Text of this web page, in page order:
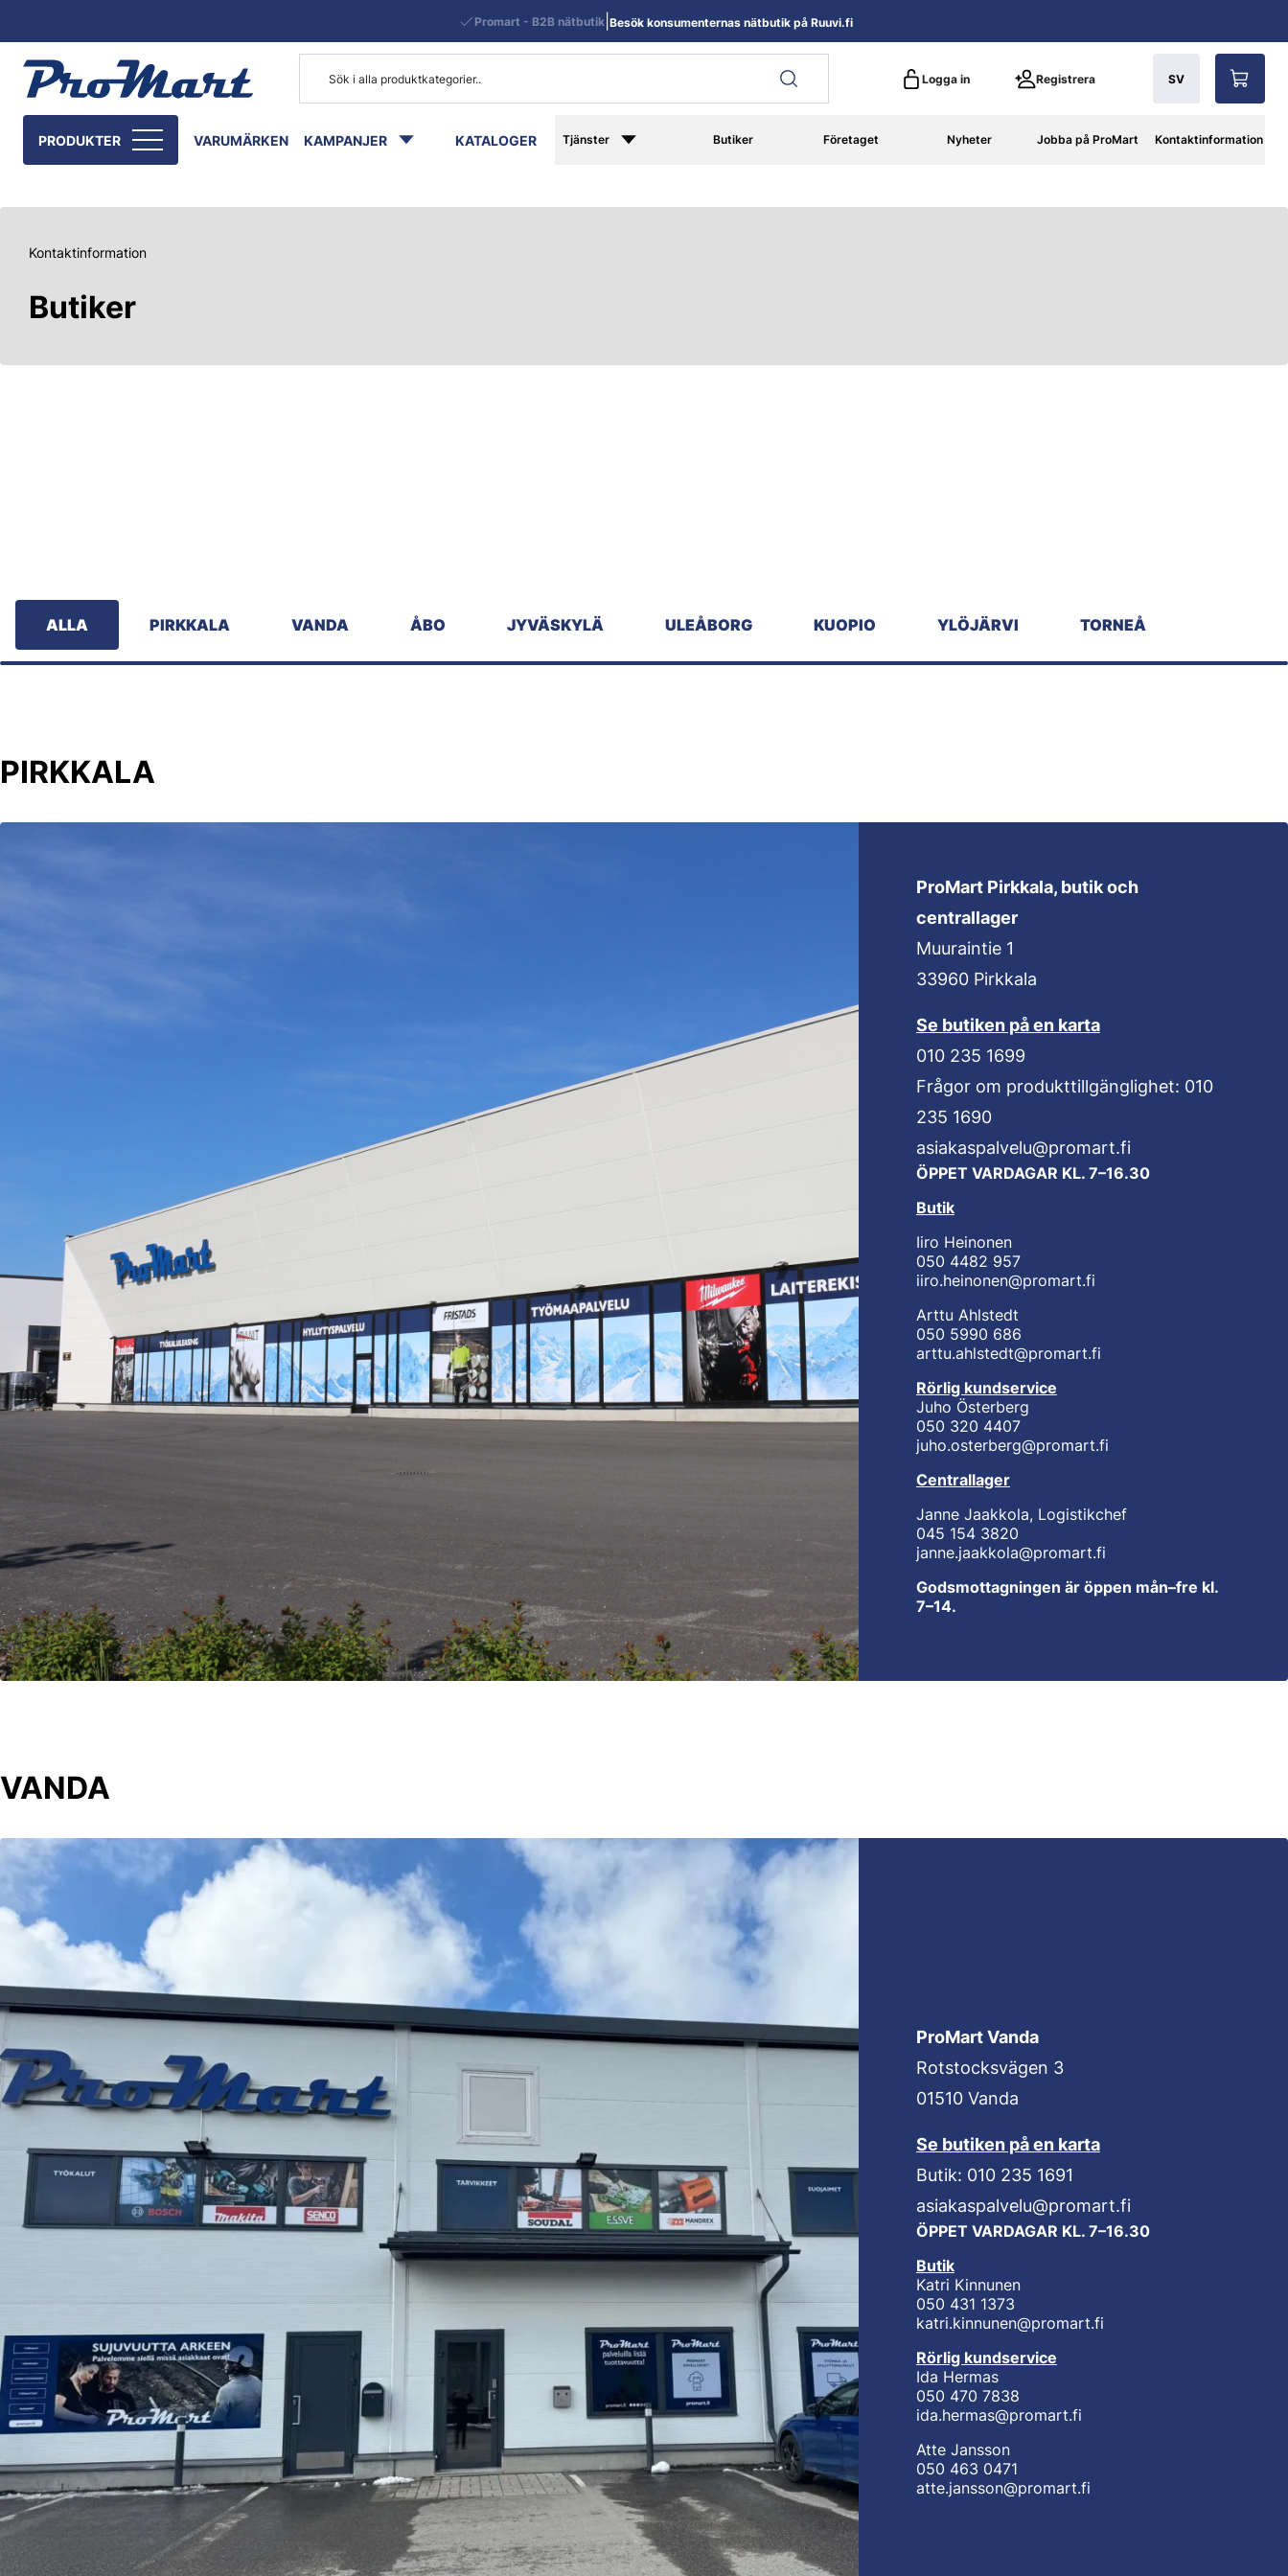
Logga in Registrera SV
PRODUKTER VARUMÄRKEN KAMPANJER KATALOGER Tjänster Butiker Företaget Nyheter Jobba på ProMart Kontaktinformation
Promart - B2B nätbutik Besök konsumenternas nätbutik på Ruuvi.fi
Kontaktinformation
Butiker
ALLA PIRKKALA VANDA ÅBO JYVÄSKYLÄ ULEÅBORG KUOPIO YLÖJÄRVI TORNEÅ
PIRKKALA
ProMart Pirkkala, butik och
centrallager
Muuraintie 1
33960 Pirkkala
Se butiken på en karta
010 235 1699
Frågor om produkt­tillgänglighet: 010
235 1690
asiakaspalvelu@promart.fi
ÖPPET VARDAGAR KL. 7–16.30
Butik
Iiro Heinonen
050 4482 957
iiro.heinonen@promart.fi
Arttu Ahlstedt
050 5990 686
arttu.ahlstedt@promart.fi
Rörlig kundservice
Juho Österberg
050 320 4407
juho.osterberg@promart.fi
Centrallager
Janne Jaakkola, Logistikchef
045 154 3820
janne.jaakkola@promart.fi
Godsmottagningen är öppen mån–fre kl.
7–14.
VANDA
ProMart Vanda
Rotstocksvägen 3
01510 Vanda
Se butiken på en karta
Butik: 010 235 1691
asiakaspalvelu@promart.fi
ÖPPET VARDAGAR KL. 7–16.30
Butik
Katri Kinnunen
050 431 1373
katri.kinnunen@promart.fi
Rörlig kundservice
Ida Hermas
050 470 7838
ida.hermas@promart.fi
Atte Jansson
050 463 0471
atte.jansson@promart.fi